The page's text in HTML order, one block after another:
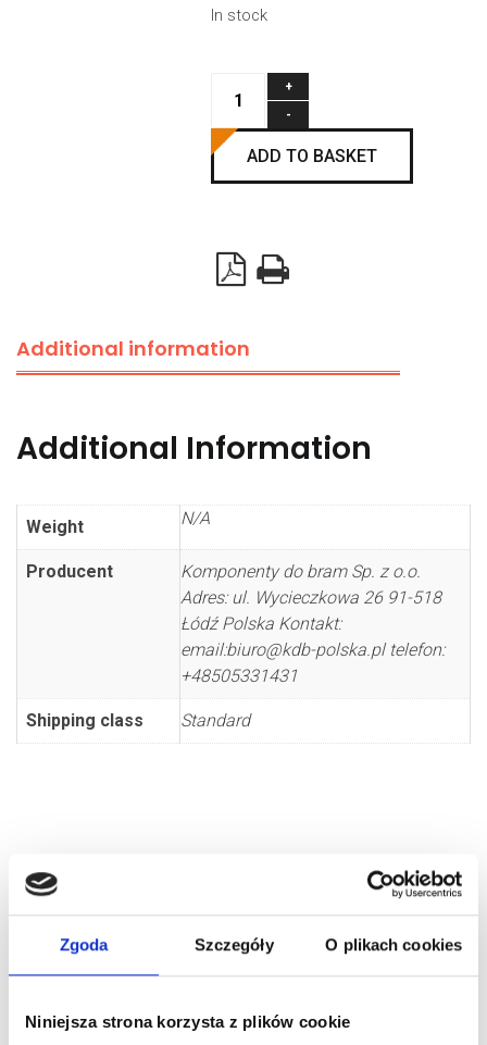
Zgoda Szczegóły O plikach cookies
Niniejsza strona korzysta z plików cookie
In stock
for
EPCO
quantity
ADD TO BASKET
Additional information
Additional Information
Weight N/A
Producent
Komponenty do bram Sp. z o.o.
Adres: ul. Wycieczkowa 26 91-518
Łódź Polska Kontakt:
email:biuro@kdb-polska.pl telefon:
+48505331431
Shipping class Standard
RELATED PRODUCTS